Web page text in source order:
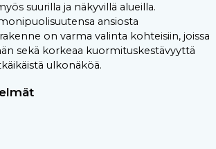
suurilla ja näkyvillä alueilla.
ansiosta
on varma valinta kohteisiin, joissa
sekä korkeaa kuormituskestävyyttä
ulkonäköä.